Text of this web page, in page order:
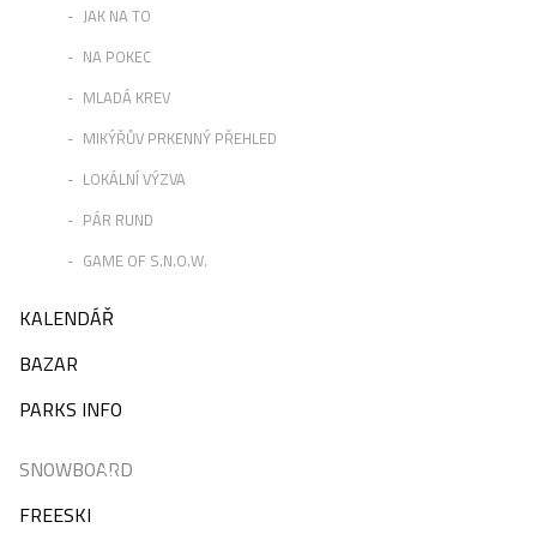
JAK NA TO
NA POKEC
MLADÁ KREV
MIKÝŘŮV PRKENNÝ PŘEHLED
LOKÁLNÍ VÝZVA
PÁR RUND
GAME OF S.N.O.W.
KALENDÁŘ
BAZAR
PARKS INFO
SNOWBOARD
FREESKI